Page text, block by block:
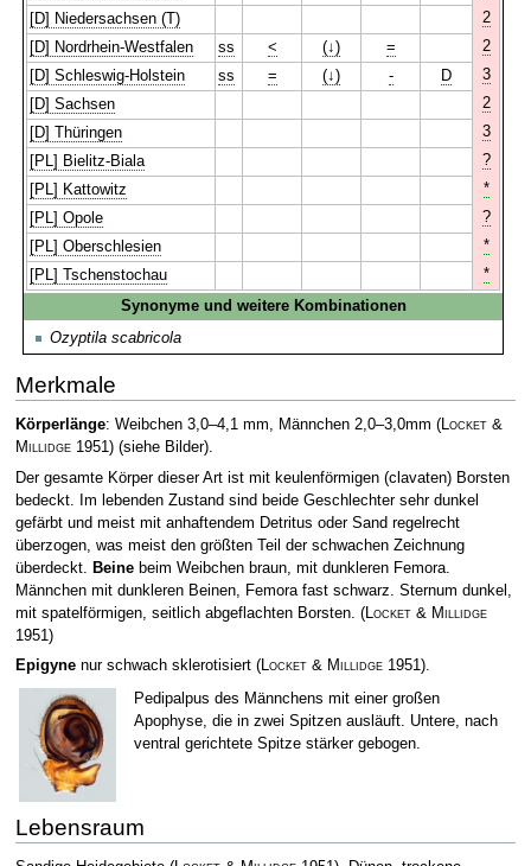
[D] Niedersachsen (T)
2
[D] Nordrhein-Westfalen
ss < (↓) =
2
[D] Schleswig-Holstein
ss = (↓) - D
3
[D] Sachsen
2
[D] Thüringen
3
[PL] Bielitz-Biala
?
[PL] Kattowitz
*
[PL] Opole
?
[PL] Oberschlesien
*
[PL] Tschenstochau
*
Synonyme und weitere Kombinationen
Ozyptila scabricola
Merkmale
Körperlänge: Weibchen 3,0–4,1 mm, Männchen 2,0–3,0mm (Locket &
Millidge1951)(siehe Bilder).
Der gesamte Körper dieser Art ist mit keulenförmigen (clavaten) Borsten
bedeckt. Im lebenden Zustand sind beide Geschlechter sehr dunkel
gefärbt und meist mit anhaftendem Detritus oder Sand regelrecht
überzogen, was meist den größten Teil der schwachen Zeichnung
überdeckt.
Beinebeim Weibchen braun, mit dunkleren Femora.
Männchen mit dunkleren Beinen, Femora fast schwarz. Sternum dunkel,
mit spatelförmigen, seitlich abgeflachten Borsten. (Locket & Millidge
1951)
Epigynenur schwach sklerotisiert (Locket & Millidge1951).
Pedipalpus des Männchens mit einer großen
Apophyse, die in zwei Spitzen ausläuft. Untere, nach
ventral gerichtete Spitze stärker gebogen.
Lebensraum